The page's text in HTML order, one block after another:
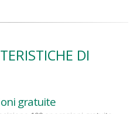
DI
gratuite